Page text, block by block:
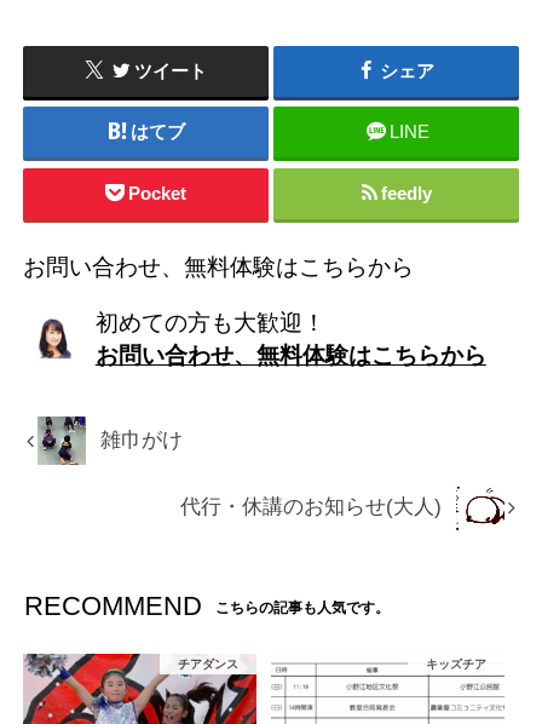
ツイート シェア
はてブ LINE
Pocket feedly
お問い合わせ、無料体験はこちらから
初めての方も大歓迎！
お問い合わせ、無料体験はこちらから
雑巾がけ
代行・休講のお知らせ(大人)
RECOMMEND こちらの記事も人気です。
チアダンス キッズチア